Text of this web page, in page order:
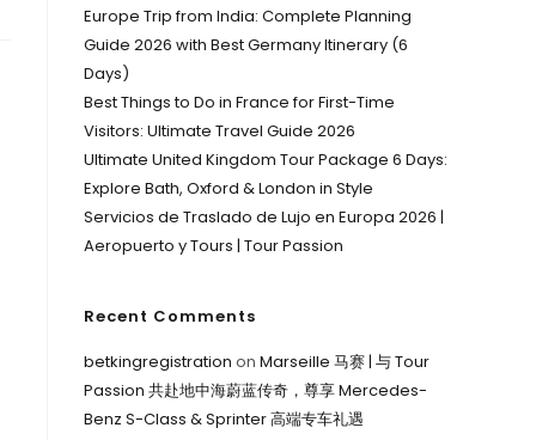
Europe Trip from India: Complete Planning
Guide 2026 with Best Germany Itinerary (6
Days)
Best Things to Do in France for First-Time
Visitors: Ultimate Travel Guide 2026
Ultimate United Kingdom Tour Package 6 Days:
Explore Bath, Oxford & London in Style
Servicios de Traslado de Lujo en Europa 2026 |
Aeropuerto y Tours | Tour Passion
Recent Comments
betkingregistration on Marseille 马赛 | 与 Tour
Passion 共赴地中海蔚蓝传奇，尊享 Mercedes-
Benz S-Class & Sprinter 高端专车礼遇